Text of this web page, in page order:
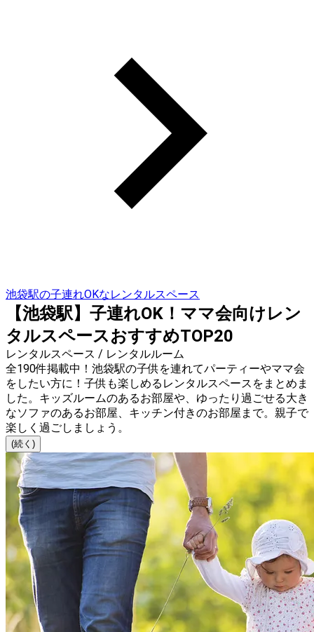
池袋駅の子連れOKなレンタルスペース
【池袋駅】子連れOK！ママ会向けレン
タルスペースおすすめTOP20
レンタルスペース / レンタルルーム
全190件掲載中！池袋駅の子供を連れてパーティーやママ会
をしたい方に！子供も楽しめるレンタルスペースをまとめま
した。キッズルームのあるお部屋や、ゆったり過ごせる大き
なソファのあるお部屋、キッチン付きのお部屋まで。親子で
楽しく過ごしましょう。
(続く)